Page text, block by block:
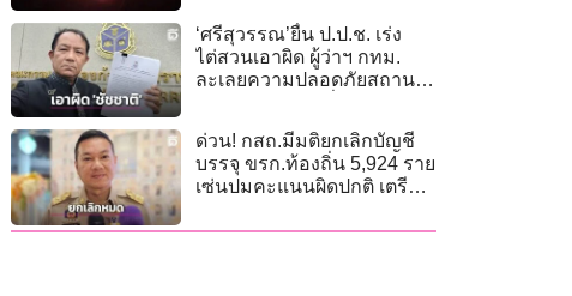
‘ศรีสุวรรณ’ยื่น ป.ป.ช. เร่ง
ไต่สวนเอาผิด ผู้ว่าฯ กทม.
ละเลยความปลอดภัยสถาน
ด่วน! กสถ.มีมติยกเลิกบัญชี
บรรจุ ขรก.ท้องถิ่น 5,924 ราย
เซ่นปมคะแนนผิดปกติ เตรียม